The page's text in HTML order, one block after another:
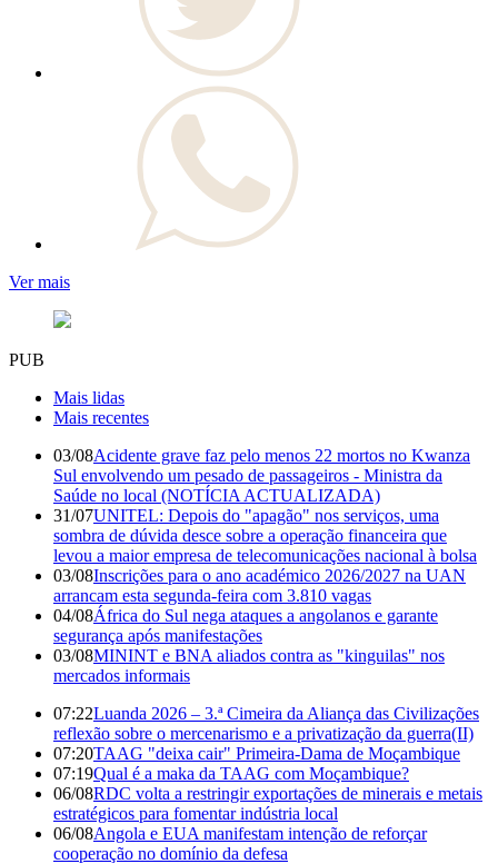
Ver mais
PUB
Mais lidas
Mais recentes
03/08Acidente grave faz pelo menos 22 mortos no Kwanza
Sul envolvendo um pesado de passageiros - Ministra da
Saúde no local (NOTÍCIA ACTUALIZADA)
31/07UNITEL: Depois do "apagão" nos serviços, uma
sombra de dúvida desce sobre a operação financeira que
levou a maior empresa de telecomunicações nacional à bolsa
03/08Inscrições para o ano académico 2026/2027 na UAN
arrancam esta segunda-feira com 3.810 vagas
04/08África do Sul nega ataques a angolanos e garante
segurança após manifestações
03/08MININT e BNA aliados contra as "kinguilas" nos
mercados informais
07:22Luanda 2026 – 3.ª Cimeira da Aliança das Civilizações
reflexão sobre o mercenarismo e a privatização da guerra(II)
07:20TAAG "deixa cair" Primeira-Dama de Moçambique
07:19Qual é a maka da TAAG com Moçambique?
06/08RDC volta a restringir exportações de minerais e metais
estratégicos para fomentar indústria local
06/08Angola e EUA manifestam intenção de reforçar
cooperação no domínio da defesa